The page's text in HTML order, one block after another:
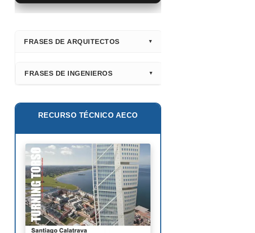
FRASES DE ARQUITECTOS
Santiago Calatrava
Richard Rogers
David Chipperfield
Kazuyo Sejima
Norman Foster
Steven Holl
FRASES DE INGENIEROS
Leslie E. Robertson
Félix Cándela
RECURSO TÉCNICO AECO